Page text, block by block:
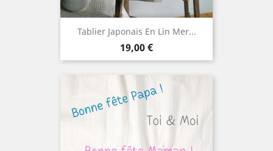
Tablier Japonais En Lin Mer...
Prix
19,00 €